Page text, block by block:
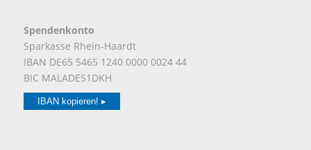
Spendenkonto
Sparkasse Rhein-Haardt
IBAN DE65 5465 1240 0000 0024 44
BIC MALADE51DKH
IBAN kopieren! ▸